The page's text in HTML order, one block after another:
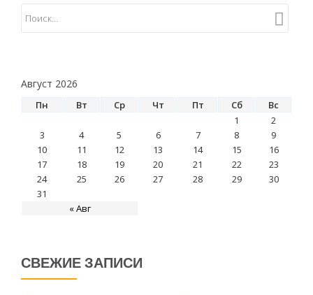
Август 2026
Пн Вт Ср Чт Пт Сб Вс
« Авг
1
2
3
4 5 6 7 8
9
10
11 12 13 14 15
16
17
18 19 20 21 22
23
24
25 26 27 28 29
30
31
СВЕЖИЕ ЗАПИСИ